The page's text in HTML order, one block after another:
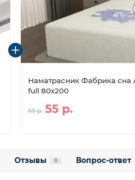
Наматрасник Фабрика сна
full 80х200
65 р. 55 р.
Отзывы 0 Вопрос-ответ